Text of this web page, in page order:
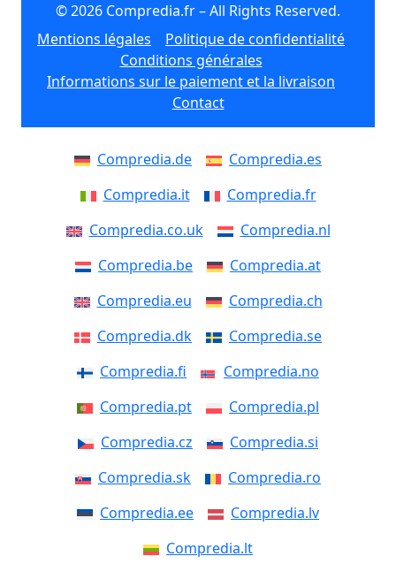
© 2026 Compredia.fr – All Rights Reserved.
Mentions légales
Politique de confidentialité
Conditions générales
Informations sur le paiement et la livraison
Contact
Compredia.de
Compredia.es
Compredia.it
Compredia.fr
Compredia.co.uk
Compredia.nl
Compredia.be
Compredia.at
Compredia.eu
Compredia.ch
Compredia.dk
Compredia.se
Compredia.fi
Compredia.no
Compredia.pt
Compredia.pl
Compredia.cz
Compredia.si
Compredia.sk
Compredia.ro
Compredia.ee
Compredia.lv
Compredia.lt